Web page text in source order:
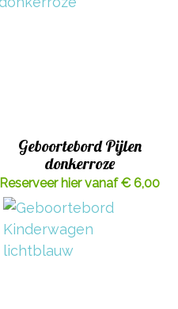
Geboortebord Pijlen
donkerroze
Reserveer hier vanaf € 6,00